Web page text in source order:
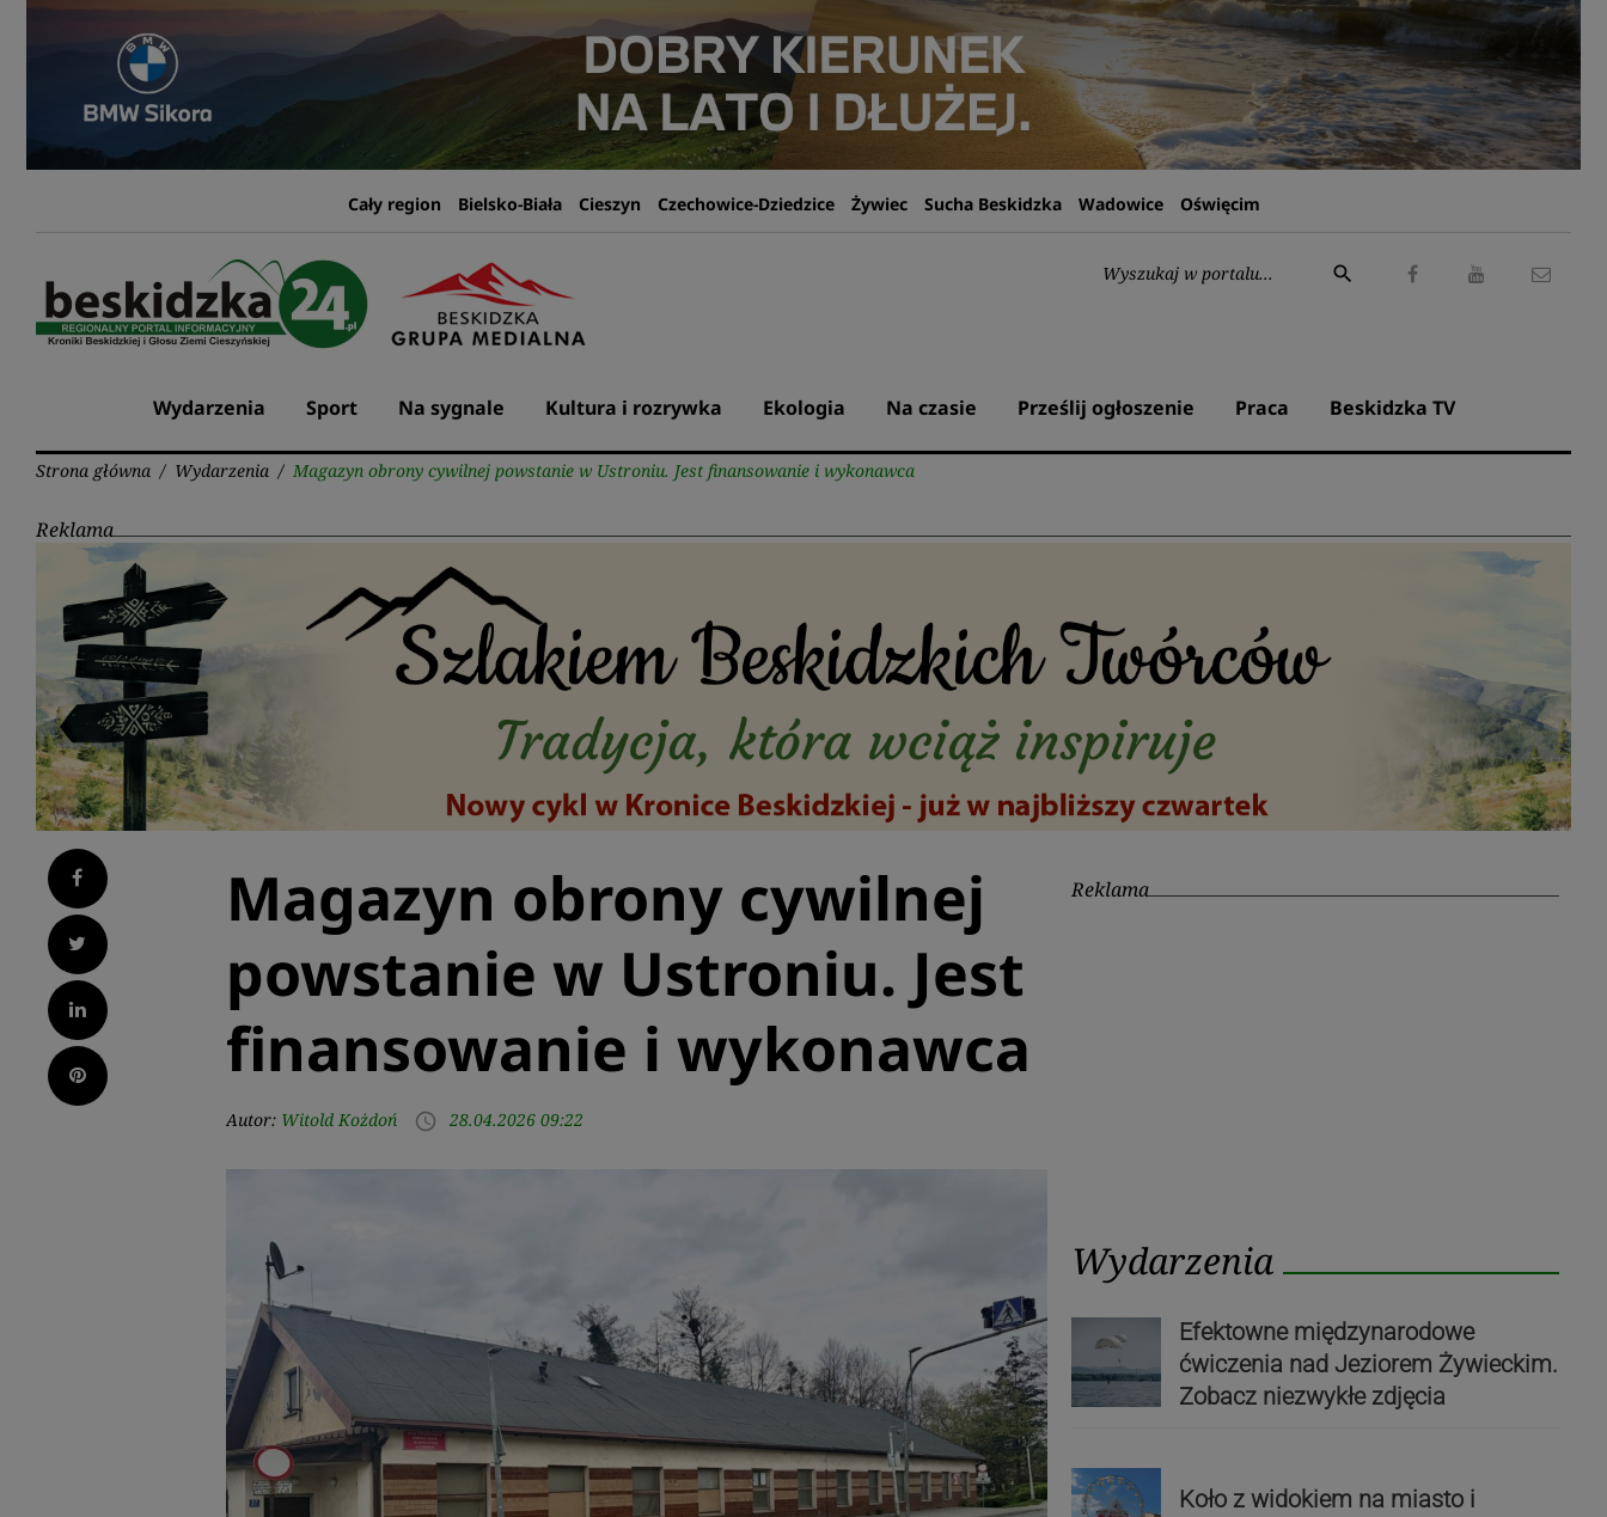
Przejdź
Cały region Bielsko-Biała Cieszyn Czechowice-Dziedzice Żywiec Sucha Beskidzka Wadowice Oświęcim
Wyszukaj:
search
Wydarzenia Sport Na sygnale Kultura i rozrywka Ekologia Na czasie Prześlij ogłoszenie Praca Beskidzka TV
Strona główna / Wydarzenia / Magazyn obrony cywilnej powstanie w Ustroniu. Jest finansowanie i wykonawca
Reklama
Facebook
Twitter
LinkedIn
Pinterest
Magazyn obrony cywilnej
powstanie w Ustroniu. Jest
finansowanie i wykonawca
Autor: Witold Kożdoń access_time 28.04.2026 09:22
Reklama
Wydarzenia
Efektowne międzynarodowe
ćwiczenia nad Jeziorem Żywieckim.
Zobacz niezwykłe zdjęcia
Koło z widokiem na miasto i